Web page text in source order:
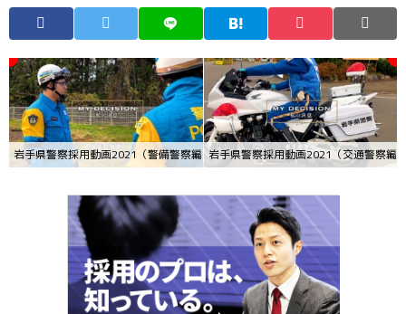
岩手県警察採用動画2021（交通警察編
岩手県警察採用動画2021（警備警察編）